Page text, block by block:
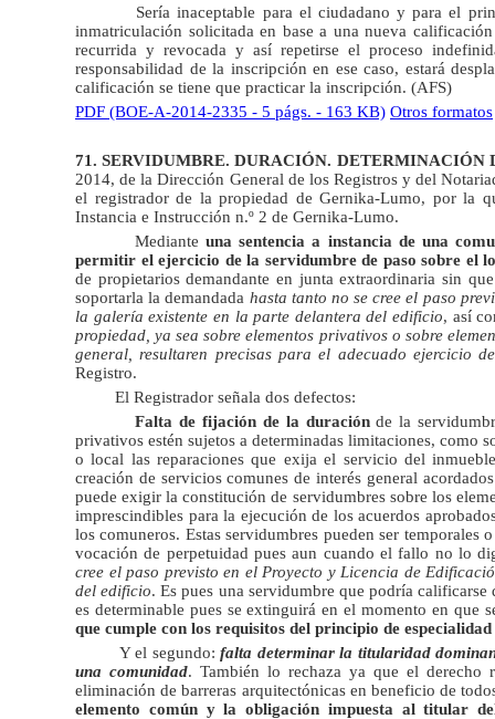
Sería inaceptable para el ciudadano y para el
inmatriculación solicitada en base a una nueva
recurrida y revocada y así repetirse el proceso
responsabilidad de la inscripción en ese caso, estará
calificación se tiene que practicar la inscripción. (AFS)
PDF (BOE-A-2014-2335 - 5 págs. - 163 KB) Otros formatos
71. SERVIDUMBRE. DURACIÓN.
2014, de la Dirección General de los Registros y del
el registrador de la propiedad de Gernika-Lumo, por la
Instancia e Instrucción n.º 2 de Gernika-Lumo.
Medianteuna sentencia a instancia de una
permitir el ejercicio de la servidumbre de paso sobre el
de propietarios demandante en junta extraordinaria sin
soportarla la demandada hasta tanto no se cree el paso
la galería existente en la parte delantera del edificio, así
propiedad, ya sea sobre elementos privativos o sobre
general, resultaren precisas para el adecuado ejercicio
Registro.
El Registrador señala dos defectos:
Falta de fijación de la duraciónde la
privativos estén sujetos a determinadas limitaciones, como
o local las reparaciones que exija el servicio del
creación de servicios comunes de interés general
puede exigir la constitución de servidumbres sobre los
imprescindibles para la ejecución de los acuerdos
los comuneros. Estas servidumbres pueden ser temporales
vocación de perpetuidad pues aun cuando el fallo no lo
cree el paso previsto en el Proyecto y Licencia de
del edificio. Es pues una servidumbre que podría
es determinable pues se extinguirá en el momento en que
que cumple con los requisitos del principio de
Y el segundo:falta determinar la titularidad
una comunidad. También lo rechaza ya que el derecho
eliminación de barreras arquitectónicas en beneficio de
elemento común y la obligación impuesta al titular